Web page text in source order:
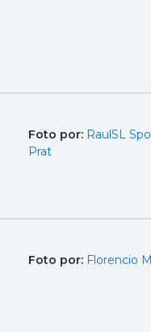
Foto por: RaulSL
Prat
Foto por: Florencio